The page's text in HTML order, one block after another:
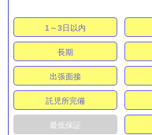
1～3日以内
長期
出張面接
託児所完備
最低保証